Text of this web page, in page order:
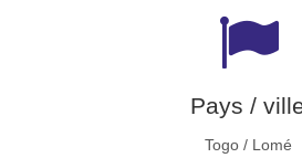
Pays /
Togo / Lomé